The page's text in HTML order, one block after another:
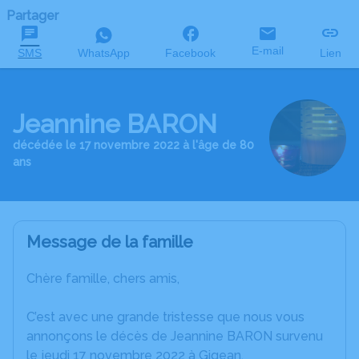
Partager
SMS WhatsApp Facebook E-mail Lien
Jeannine BARON
décédée le 17 novembre 2022 à l'âge de 80
ans
Message de la famille
Chère famille, chers amis,
C’est avec une grande tristesse que nous vous
annonçons le décès de Jeannine BARON survenu
le jeudi 17 novembre 2022 à Gigean.